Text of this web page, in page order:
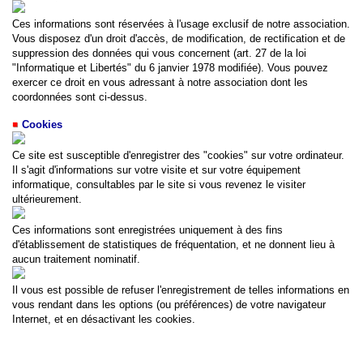
Ces informations sont réservées à l'usage exclusif de notre association.
Vous disposez d'un droit d'accès, de modification, de rectification et de
suppression des données qui vous concernent (art. 27 de la loi
"Informatique et Libertés" du 6 janvier 1978 modifiée). Vous pouvez
exercer ce droit en vous adressant à notre association dont les
coordonnées sontci-dessus
Cookies
Ce site est susceptible d'enregistrer des "cookies" sur votre ordinateur.
Il s'agit d'informations sur votre visite et sur votre équipement
informatique, consultables par le site si vous revenez le visiter
ultérieurement.
Ces informations sont enregistrées uniquement à des fins
d'établissement de statistiques de fréquentation, et ne donnent lieu à
aucun traitement nominatif.
Il vous est possible de refuser l'enregistrement de telles informations en
vous rendant dans les options (ou préférences) de votre navigateur
Internet, et en désactivant les cookies.